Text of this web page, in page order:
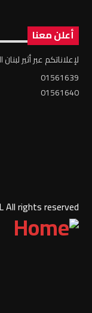
أعلن معنا
لإعلاناتكم عبر أثير
01561639
01561640
All rights reserved